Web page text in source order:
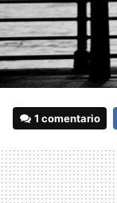
1 comentario